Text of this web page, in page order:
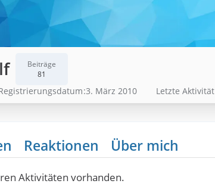
Beiträge
81
3. März 2010 Letzte Aktivität
Reaktionen Über mich
Aktivitäten vorhanden.